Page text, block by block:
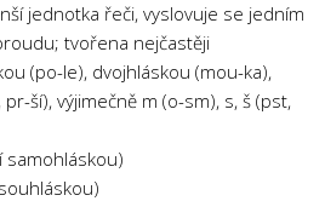
jednotka řeči, vyslovuje se jedním
tvořena nejčastěji
(po-le), dvojhláskou (mou-ka),
ší), výjimečně m (o-sm), s, š (pst,
samohláskou)